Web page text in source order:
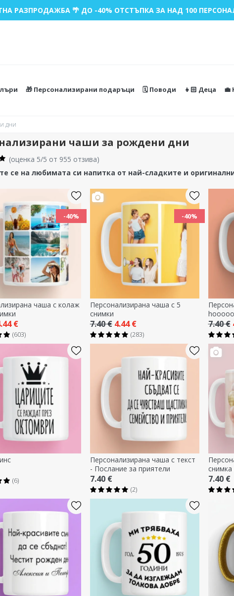
РАЗПРОДАЖБА 🌴 ДО -40% ОТСТЪПКА ЗА НАД 100
🎁 Персонализирани подаръци 🗓️ Поводи 👧🏻 Деца 💼
дни
чаши за рождени дни
(оценка 5/5 от 955 отзива)
се на любимата си напитка от най-сладките и
-40%
чаша с колаж
€
(603)
-40%
Персонализирана чаша с 5
снимки
7.40 €4.44 €
(283)
7.40 €
(6)
Персонализирана чаша с текст
- Послание за приятели
7.40 €
(2)
7.40 €